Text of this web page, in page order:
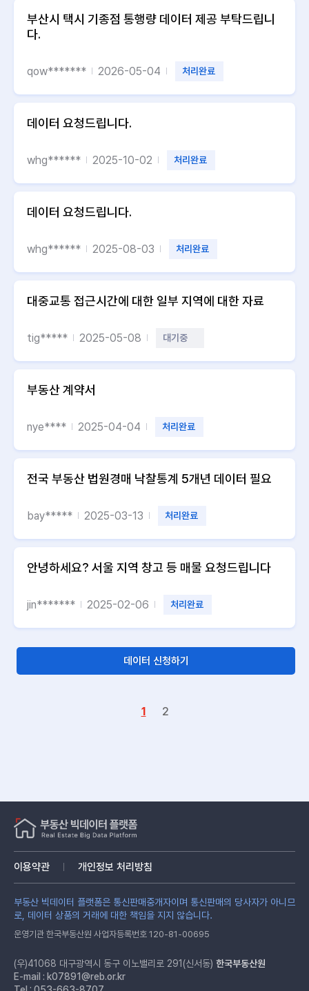
부산시 택시 기종점 통행량 데이터 제공 부탁드립니
다.
qow******* 2026-05-04 처리완료
데이터 요청드립니다.
whg****** 2025-10-02 처리완료
데이터 요청드립니다.
whg****** 2025-08-03 처리완료
대중교통 접근시간에 대한 일부 지역에 대한 자료
tig***** 2025-05-08 대기중
부동산 계약서
nye**** 2025-04-04 처리완료
전국 부동산 법원경매 낙찰통계 5개년 데이터 필요
bay***** 2025-03-13 처리완료
안녕하세요? 서울 지역 창고 등 매물 요청드립니다
jin******* 2025-02-06 처리완료
데이터 신청하기
1 2
이용약관 개인정보 처리방침
부동산 빅데이터 플랫폼은 통신판매중개자이며 통신판매의 당사자가 아니므
로, 데이터 상품의 거래에 대한 책임을 지지 않습니다.
운영기관 한국부동산원 사업자등록번호 120-81-00695
(우)41068 대구광역시 동구 이노밸리로 291(신서동) 한국부동산원
E-mail : k07891@reb.or.kr